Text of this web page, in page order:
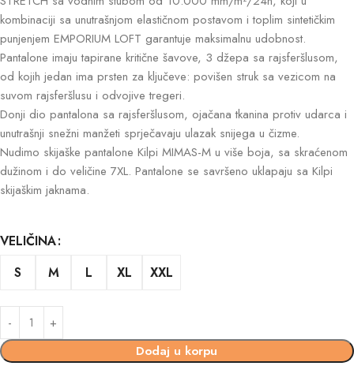
kombinaciji sa unutrašnjom elastičnom postavom i toplim sintetičkim
punjenjem EMPORIUM LOFT garantuje maksimalnu udobnost.
Pantalone imaju tapirane kritične šavove, 3 džepa sa rajsferšlusom,
od kojih jedan ima prsten za ključeve: povišen struk sa vezicom na
suvom rajsferšlusu i odvojive tregeri.
Donji dio pantalona sa rajsferšlusom, ojačana tkanina protiv udarca i
unutrašnji snežni manžeti sprječavaju ulazak snijega u čizme.
Nudimo skijaške pantalone Kilpi MIMAS-M u više boja, sa skraćenom
dužinom i do veličine 7XL. Pantalone se savršeno uklapaju sa Kilpi
skijaškim jaknama.
VELIČINA
S
M L XL XXL
Dodaj u korpu